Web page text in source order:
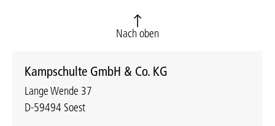
Nach oben
Kampschulte GmbH & Co. KG
Lange Wende 37
D-59494 Soest